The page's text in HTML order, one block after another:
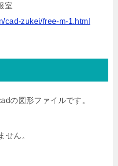
室
cad-zukei/free-m-1.html
の図形ファイルです。
せん。